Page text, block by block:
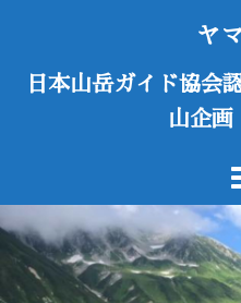
キ
ヤ
日本山岳ガイド協会
山企画